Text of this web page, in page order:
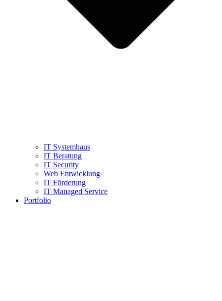
IT Systemhaus
IT Beratung
IT Security
Web Entwicklung
IT Förderung
IT Managed Service
Portfolio